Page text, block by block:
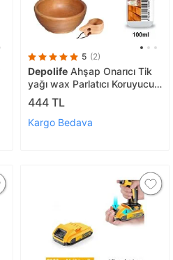
5 (2)
Depolife Ahşap Onarıcı Tik
yağı wax Parlatıcı Koruyucu
cila 100ml. uygulama süngeri
444 TL
Kargo Bedava